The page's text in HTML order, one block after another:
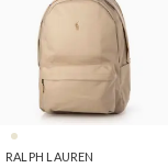
RALPH LAUREN